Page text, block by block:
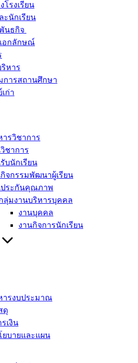
โรงเรียน
ะนักเรียน
นธกิจ
อกลักษณ์
หาร
ารสถานศึกษา
ก่า
รวิชาการ
ชาการ
บนักเรียน
จกรรมพัฒนาผู้เรียน
ระกันคุณภาพ
ลุ่มงานบริหารบุคคล
งานบุคคล
งานกิจการนักเรียน
ารงบประมาณ
ดุ
เงิน
ยบายและแผน